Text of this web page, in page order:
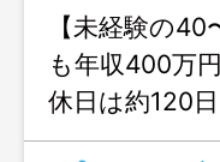
【未経験の
も年収400万
休日は約120
休の勤務サイ